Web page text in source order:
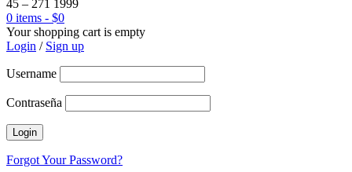
45 – 271 1999
0 items - $0
Your shopping cart is empty
Login / Sign up
Username
Contraseña
Forgot Your Password?